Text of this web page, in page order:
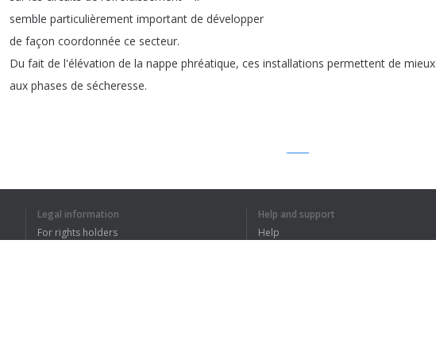
semble particulièrement important de développer
de façon coordonnée ce secteur.
Du fait de l'élévation de la nappe phréatique, ces installations permettent de mieux
aux phases de sécheresse.
I UNDERSTOOD THE WHOLE TEXT
Legal information
For rights holders
Help and support
Help